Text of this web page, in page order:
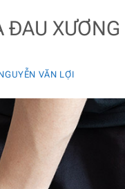
ĐAU
VĂN LỢI